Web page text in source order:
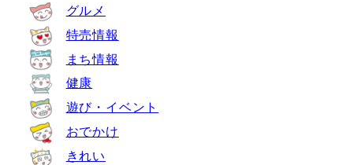
グルメ
特売情報
まち情報
健康
遊び・イベント
おでかけ
きれい